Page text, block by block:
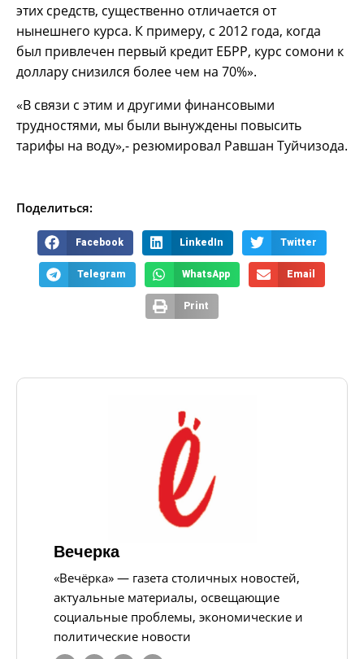
этих средств, существенно отличается от
нынешнего курса. К примеру, с 2012 года, когда
был привлечен первый кредит ЕБРР, курс сомони к
доллару снизился более чем на 70%».
«В связи с этим и другими финансовыми
трудностями, мы были вынуждены повысить
тарифы на воду»,- резюмировал Равшан Туйчизода.
Поделиться:
Facebook LinkedIn Twitter
Telegram WhatsApp Email
Print
Вечерка
«Вечёрка» — газета столичных новостей,
актуальные материалы, освещающие
социальные проблемы, экономические и
политические новости